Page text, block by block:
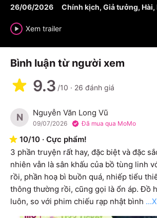
26/06/2026
Chính kịch, Giả tưởng, Hài,
Xem trailer
Bình luận từ người xem
9.3 /10 · 26 đánh giá
N Nguyễn Văn Long Vũ
09/07/2026 Đã mua qua MoMo
10/10 · Cực phẩm!
3 phần truyện rất hay, đặc biệt và đặc
nhiên vẫn là sân khấu của bồ tùng linh
rồi, phần hoạ bì buồn quá, nhiếp tiểu
thông thường rồi, cũng gọi là ổn áp. Đồ
luôn, so với phim chiếu rạp nhật bình